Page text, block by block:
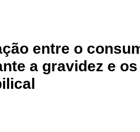
entre o
a gravidez e